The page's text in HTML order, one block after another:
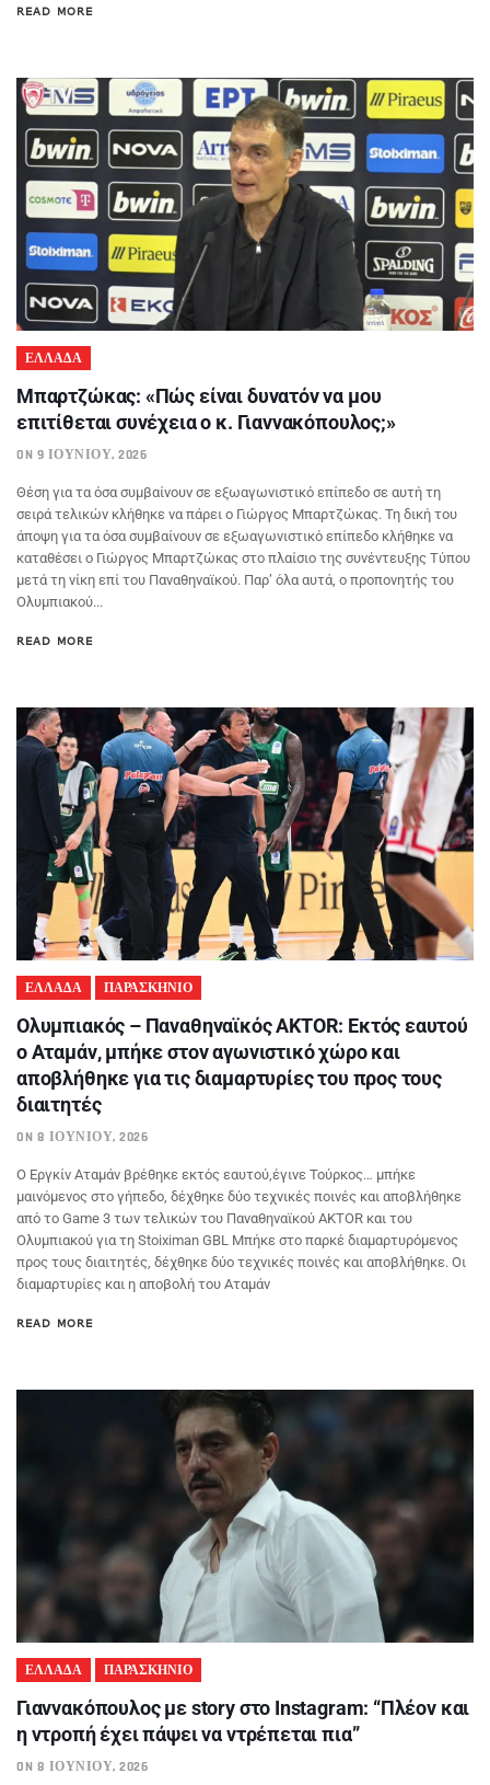
READ MORE
ΕΛΛΑΔΑ
Μπαρτζώκας: «Πώς είναι δυνατόν να μου
επιτίθεται συνέχεια ο κ. Γιαννακόπουλος;»
ON 9 ΙΟΥΝΊΟΥ, 2026
Θέση για τα όσα συμβαίνουν σε εξωαγωνιστικό επίπεδο σε αυτή τη
σειρά τελικών κλήθηκε να πάρει ο Γιώργος Μπαρτζώκας. Τη δική του
άποψη για τα όσα συμβαίνουν σε εξωαγωνιστικό επίπεδο κλήθηκε να
καταθέσει ο Γιώργος Μπαρτζώκας στο πλαίσιο της συνέντευξης Τύπου
μετά τη νίκη επί του Παναθηναϊκού. Παρ’ όλα αυτά, ο προπονητής του
Ολυμπιακού...
READ MORE
ΕΛΛΑΔΑ ΠΑΡΑΣΚΗΝΙΟ
Ολυμπιακός – Παναθηναϊκός AKTOR: Εκτός εαυτού
ο Αταμάν, μπήκε στον αγωνιστικό χώρο και
αποβλήθηκε για τις διαμαρτυρίες του προς τους
διαιτητές
ON 8 ΙΟΥΝΊΟΥ, 2026
Ο Εργκίν Αταμάν βρέθηκε εκτός εαυτού,έγινε Τούρκος… μπήκε
μαινόμενος στο γήπεδο, δέχθηκε δύο τεχνικές ποινές και αποβλήθηκε
από το Game 3 των τελικών του Παναθηναϊκού AKTOR και του
Ολυμπιακού για τη Stoiximan GΒL Μπήκε στο παρκέ διαμαρτυρόμενος
προς τους διαιτητές, δέχθηκε δύο τεχνικές ποινές και αποβλήθηκε. Οι
διαμαρτυρίες και η αποβολή του Αταμάν
READ MORE
ΕΛΛΑΔΑ ΠΑΡΑΣΚΗΝΙΟ
Γιαννακόπουλος με story στο Instagram: “Πλέον και
η ντροπή έχει πάψει να ντρέπεται πια”
ON 8 ΙΟΥΝΊΟΥ, 2026